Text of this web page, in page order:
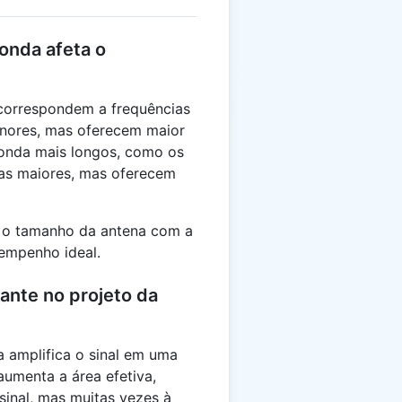
afeta o
a frequências
mas oferecem maior
mais longos, como os
maiores, mas oferecem
tamanho da antena com a
ideal.
no projeto da
amplifica o sinal em uma
a área efetiva,
mas muitas vezes à